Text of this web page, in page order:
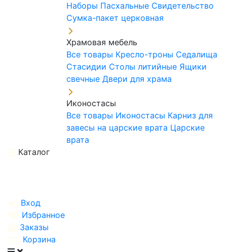
Наборы Пасхальные Свидетельство
Сумка-пакет церковная
Храмовая мебель
Все товары Кресло-троны Седалища
Стасидии Столы литийные Ящики
свечные Двери для храма
Иконостасы
Все товары Иконостасы Карниз для
завесы на царские врата Царские
врата
Каталог
Вход
Избранное
Заказы
Корзина